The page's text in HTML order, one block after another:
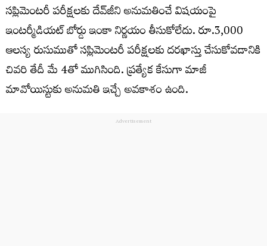
సప్లిమెంటరీ పరీక్షలకు దేవ్‌జీని అనుమతించే విషయంపై
ఇంట‌ర్మీడియ‌ట్ బోర్డు ఇంకా నిర్ణయం తీసుకోలేదు. రూ.3,000
ఆలస్య రుసుముతో సప్లిమెంటరీ పరీక్షలకు దరఖాస్తు చేసుకోవడానికి
చివరి తేదీ మే 4తో ముగిసింది. ప్రత్యేక కేసుగా మాజీ
మావోయిస్టుకు అనుమ‌తి ఇచ్చే అవ‌కాశం ఉంది.